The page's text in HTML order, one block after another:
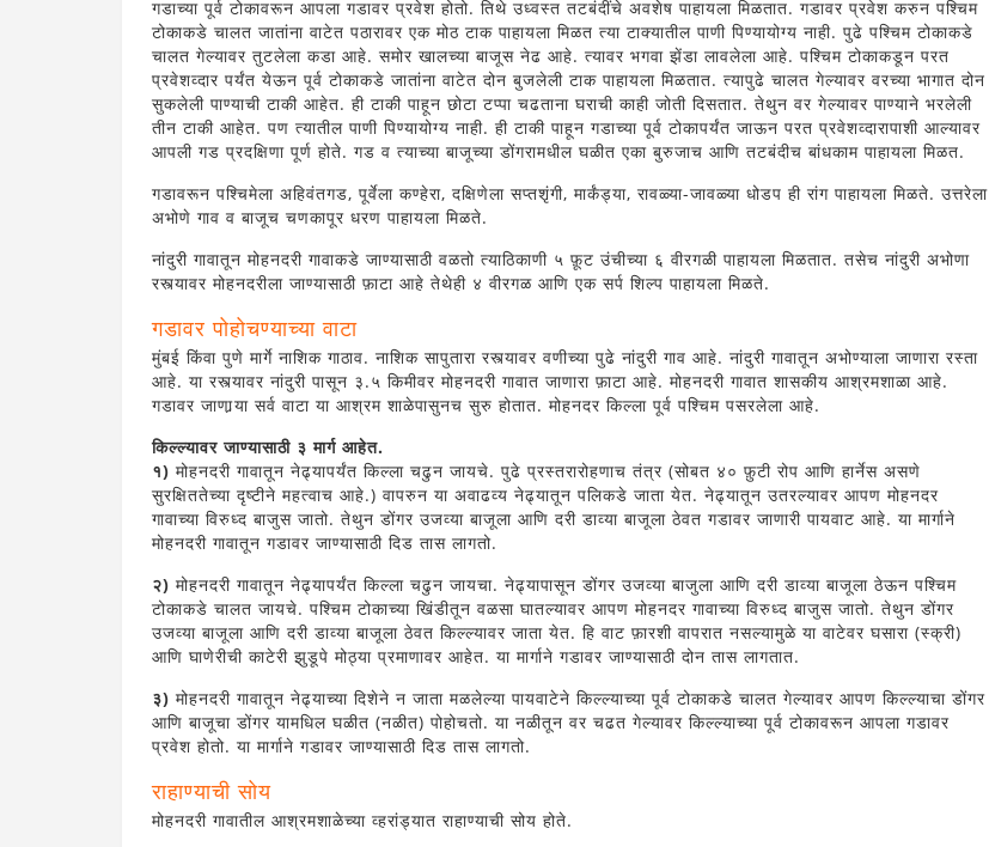
गडाच्या पूर्व टोकावरून आपला गडावर प्रवेश होतो. तिथे उध्वस्त तटबंदींचे अवशेष पाहायला मिळतात. गडावर प्रवेश करुन पश्चिम
टोकाकडे चालत जातांना वाटेत पठारावर एक मोठ टाक पाहायला मिळत त्या टाक्यातील पाणी पिण्यायोग्य नाही. पुढे पश्चिम टोकाकडे
चालत गेल्यावर तुटलेला कडा आहे. समोर खालच्या बाजूस नेढ आहे. त्यावर भगवा झेंडा लावलेला आहे. पश्चिम टोकाकडून परत
प्रवेशव्दार पर्यंत येऊन पूर्व टोकाकडे जातांना वाटेत दोन बुजलेली टाक पाहायला मिळतात. त्यापुढे चालत गेल्यावर वरच्या भागात दोन
सुकलेली पाण्याची टाकी आहेत. ही टाकी पाहून छोटा टप्पा चढताना घराची काही जोती दिसतात. तेथुन वर गेल्यावर पाण्याने भरलेली
तीन टाकी आहेत. पण त्यातील पाणी पिण्यायोग्य नाही. ही टाकी पाहून गडाच्या पूर्व टोकापर्यंत जाऊन परत प्रवेशव्दारापाशी आल्यावर
आपली गड प्रदक्षिणा पूर्ण होते. गड व त्याच्या बाजूच्या डोंगरामधील घळीत एका बुरुजाच आणि तटबंदीच बांधकाम पाहायला मिळत.
गडावरून पश्चिमेला अहिवंतगड, पूर्वेला कण्हेरा, दक्षिणेला सप्तशृंगी, मार्कंड्या, रावळ्या-जावळ्या धोडप ही रांग पाहायला मिळते. उत्तरेला
अभोणे गाव व बाजूच चणकापूर धरण पाहायला मिळते.
नांदुरी गावातून मोहनदरी गावाकडे जाण्यासाठी वळतो त्याठिकाणी ५ फ़ूट उंचीच्या ६ वीरगळी पाहायला मिळतात. तसेच नांदुरी अभोणा
रस्त्यावर मोहनदरीला जाण्यासाठी फ़ाटा आहे तेथेही ४ वीरगळ आणि एक सर्प शिल्प पाहायला मिळते.
गडावर पोहोचण्याच्या वाटा
मुंबई किंवा पुणे मार्गे नाशिक गाठाव. नाशिक सापुतारा रस्त्यावर वणीच्या पुढे नांदुरी गाव आहे. नांदुरी गावातून अभोण्याला जाणारा रस्ता
आहे. या रस्त्यावर नांदुरी पासून ३.५ किमीवर मोहनदरी गावात जाणारा फ़ाटा आहे. मोहनदरी गावात शासकीय आश्रमशाळा आहे.
गडावर जाणार्‍या सर्व वाटा या आश्रम शाळेपासुनच सुरु होतात. मोहनदर किल्ला पूर्व पश्चिम पसरलेला आहे.
किल्ल्यावर जाण्यासाठी ३ मार्ग आहेत.
१) मोहनदरी गावातून नेढ्यापर्यंत किल्ला चढुन जायचे. पुढे प्रस्तरारोहणाच तंत्र (सोबत ४० फ़ुटी रोप आणि हार्नेस असणे
सुरक्षिततेच्या दृष्टीने महत्वाच आहे.) वापरुन या अवाढव्य नेढ्यातून पलिकडे जाता येत. नेढ्यातून उतरल्यावर आपण मोहनदर
गावाच्या विरुध्द बाजुस जातो. तेथुन डोंगर उजव्या बाजूला आणि दरी डाव्या बाजूला ठेवत गडावर जाणारी पायवाट आहे. या मार्गाने
मोहनदरी गावातून गडावर जाण्यासाठी दिड तास लागतो.
२) मोहनदरी गावातून नेढ्यापर्यंत किल्ला चढुन जायचा. नेढ्यापासून डोंगर उजव्या बाजुला आणि दरी डाव्या बाजूला ठेऊन पश्चिम
टोकाकडे चालत जायचे. पश्चिम टोकाच्या खिंडीतून वळसा घातल्यावर आपण मोहनदर गावाच्या विरुध्द बाजुस जातो. तेथुन डोंगर
उजव्या बाजूला आणि दरी डाव्या बाजूला ठेवत किल्ल्यावर जाता येत. हि वाट फ़ारशी वापरात नसल्यामुळे या वाटेवर घसारा (स्क्री)
आणि घाणेरीची काटेरी झुडूपे मोठ्या प्रमाणावर आहेत. या मार्गाने गडावर जाण्यासाठी दोन तास लागतात.
३) मोहनदरी गावातून नेढ्याच्या दिशेने न जाता मळलेल्या पायवाटेने किल्ल्याच्या पूर्व टोकाकडे चालत गेल्यावर आपण किल्ल्याचा डोंगर
आणि बाजूचा डोंगर यामधिल घळीत (नळीत) पोहोचतो. या नळीतून वर चढत गेल्यावर किल्ल्याच्या पूर्व टोकावरून आपला गडावर
प्रवेश होतो. या मार्गाने गडावर जाण्यासाठी दिड तास लागतो.
राहाण्याची सोय
मोहनदरी गावातील आश्रमशाळेच्या व्हरांड्यात राहाण्याची सोय होते.